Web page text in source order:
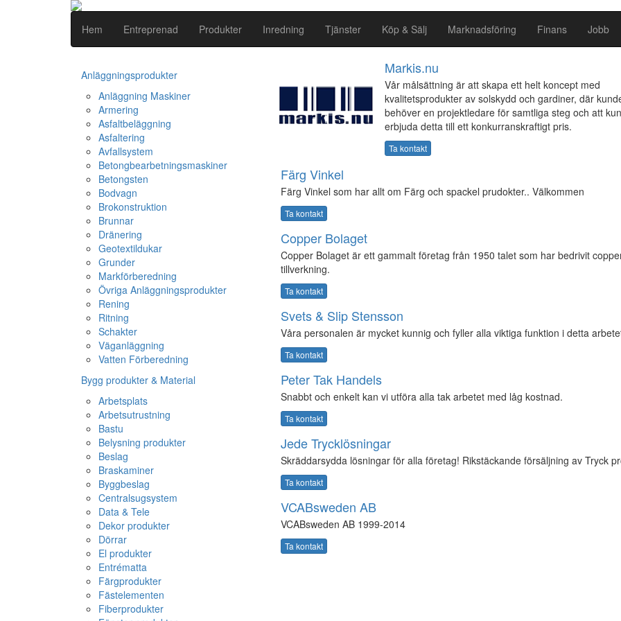
Hem Entreprenad Produkter Inredning Tjänster Köp & Sälj Marknadsföring Finans Jobb
Anläggningsprodukter
Anläggning Maskiner
Armering
Asfaltbeläggning
Asfaltering
Avfallsystem
Betongbearbetningsmaskiner
Betongsten
Bodvagn
Brokonstruktion
Brunnar
Dränering
Geotextildukar
Grunder
Markförberedning
Övriga Anläggningsprodukter
Rening
Ritning
Schakter
Väganläggning
Vatten Förberedning
Bygg produkter & Material
Arbetsplats
Arbetsutrustning
Bastu
Belysning produkter
Beslag
Braskaminer
Byggbeslag
Centralsugsystem
Data & Tele
Dekor produkter
Dörrar
El produkter
Entrématta
Färgprodukter
Fästelementen
Fiberprodukter
Markis.nu
Vår målsättning är att skapa ett helt koncept med
kvalitetsprodukter av solskydd och gardiner, där
behöver en projektledare för samtliga steg och att
erbjuda detta till ett konkurranskraftigt pris.
Ta kontakt
Färg Vinkel
Färg Vinkel som har allt om Färg och spackel prudokter.. Välkommen
Ta kontakt
Copper Bolaget
Copper Bolaget är ett gammalt företag från 1950 talet som har bedrivit
tillverkning.
Ta kontakt
Svets & Slip Stensson
Våra personalen är mycket kunnig och fyller alla viktiga funktion i detta
Ta kontakt
Peter Tak Handels
Snabbt och enkelt kan vi utföra alla tak arbetet med låg kostnad.
Ta kontakt
Jede Trycklösningar
Skräddarsydda lösningar för alla företag! Rikstäckande försäljning av Tryck
Ta kontakt
VCABsweden AB
VCABsweden AB 1999-2014
Ta kontakt